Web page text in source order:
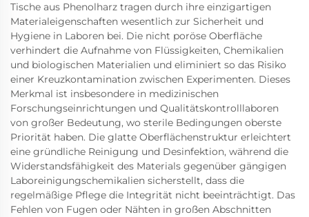
Tische aus Phenolharz tragen durch ihre einzigartigen
Materialeigenschaften wesentlich zur Sicherheit und
Hygiene in Laboren bei. Die nicht poröse Oberfläche
verhindert die Aufnahme von Flüssigkeiten, Chemikalien
und biologischen Materialien und eliminiert so das Risiko
einer Kreuzkontamination zwischen Experimenten. Dieses
Merkmal ist insbesondere in medizinischen
Forschungseinrichtungen und Qualitätskontrolllaboren
von großer Bedeutung, wo sterile Bedingungen oberste
Priorität haben. Die glatte Oberflächenstruktur erleichtert
eine gründliche Reinigung und Desinfektion, während die
Widerstandsfähigkeit des Materials gegenüber gängigen
Laboreinigungschemikalien sicherstellt, dass die
regelmäßige Pflege die Integrität nicht beeinträchtigt. Das
Fehlen von Fugen oder Nähten in großen Abschnitten